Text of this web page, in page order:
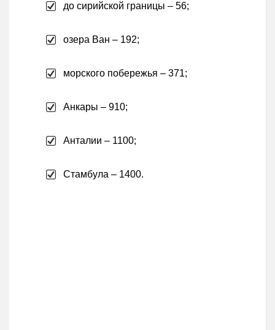
до сирийской границы – 56;
озера Ван – 192;
морского побережья – 371;
Анкары – 910;
Анталии – 1100;
Стамбула – 1400.